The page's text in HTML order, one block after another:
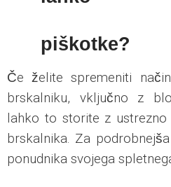
piškotke?
Če želite spremeniti
brskalniku, vključno z
lahko to storite z
brskalnika. Za
ponudnika svojega